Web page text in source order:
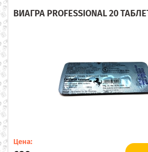
ВИАГРА PROFESSIONAL 20
Цена: